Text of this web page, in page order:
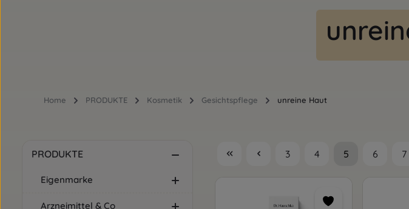
Home PRODUKTE Kosmetik Gesichtspflege unreine Haut
PRODUKTE
Eigenmarke
Arzneimittel & Co
Seite
3
Seite
4
Seite
5
Seite
6 7